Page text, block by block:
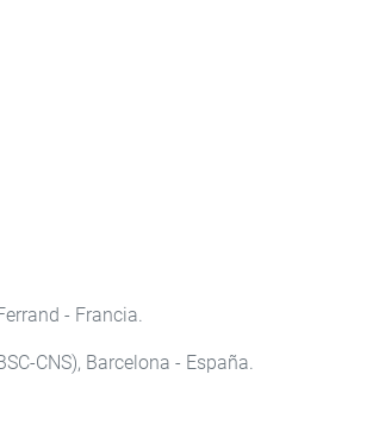
- Francia.
CNS), Barcelona - España.